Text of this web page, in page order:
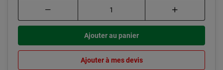
Ajouter au panier
Ajouter à mes devis